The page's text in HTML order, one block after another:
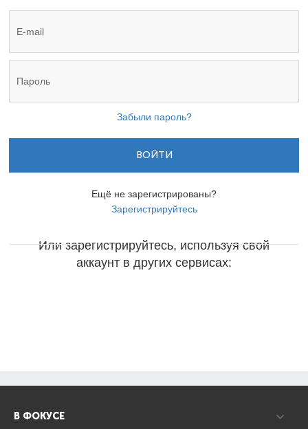
Забыли пароль?
ВОЙТИ
Ещё не зарегистрированы?
Зарегистрируйтесь
Или зарегистрируйтесь, используя свой
аккаунт в других сервисах:
В ФОКУСЕ